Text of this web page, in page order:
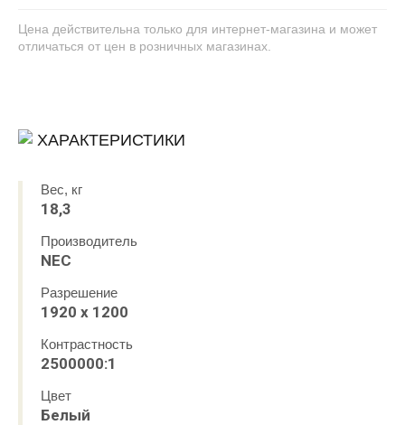
Цена действительна только для интернет-магазина и может
отличаться от цен в розничных магазинах.
ХАРАКТЕРИСТИКИ
Вес, кг
18,3
Производитель
NEC
Разрешение
1920 х 1200
Контрастность
2500000:1
Цвет
Белый